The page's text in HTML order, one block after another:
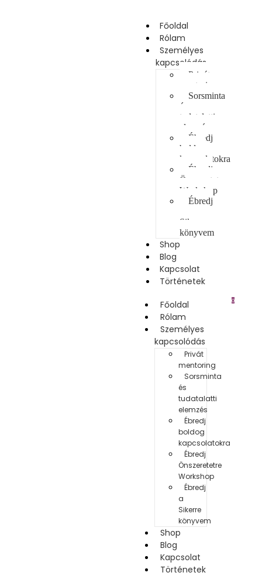
Főoldal
Rólam
Személyes
kapcsolódás
Privát
mentoring
Sorsminta
és
tudatalatti
elemzés
Ébredj
boldog
kapcsolatokra
Ébredj
Önszeretetre
Workshop
Ébredj
Sikerre
könyvem
Shop
Blog
Kapcsolat
Történetek
Főoldal
Rólam
Személyes
kapcsolódás
Privát
mentoring
Sorsminta
és
tudatalatti
elemzés
Ébredj
boldog
kapcsolatokra
Ébredj
Önszeretetre
Workshop
Ébredj
a
Sikerre
könyvem
Shop
Blog
Kapcsolat
Történetek
0